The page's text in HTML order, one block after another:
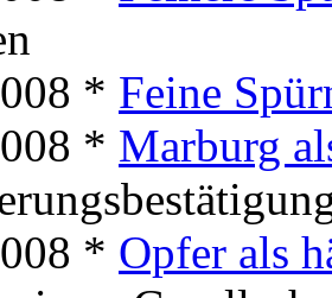
* Feine
* Marburg
* Opfer als